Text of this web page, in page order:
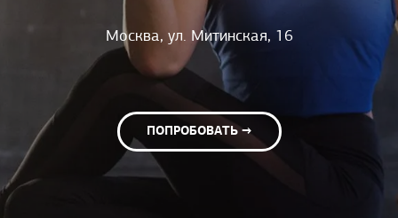
Москва, ул. Митинская, 16
ПОПРОБОВАТЬ →